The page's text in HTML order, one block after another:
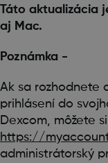
Táto aktualizácia
aj Mac.
Poznámka -
Ak sa rozhodnete
prihlásení do
Dexcom, môžete
https://
administrátorský